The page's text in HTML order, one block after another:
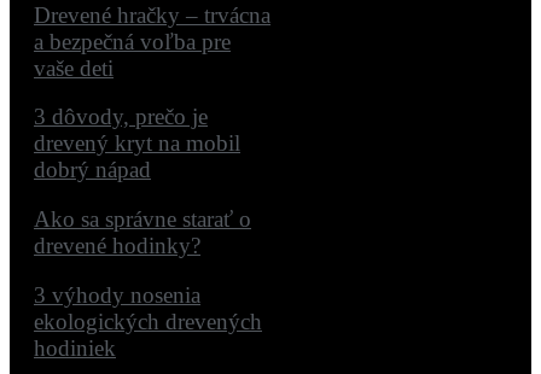
Drevené hračky – trvácna
a bezpečná voľba pre
vaše deti
3 dôvody, prečo je
drevený kryt na mobil
dobrý nápad
Ako sa správne starať o
drevené hodinky?
3 výhody nosenia
ekologických drevených
hodiniek